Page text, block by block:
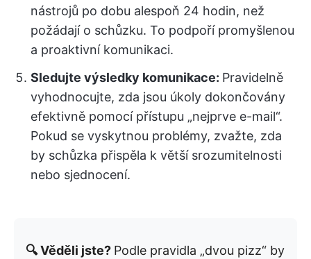
nástrojů po dobu alespoň 24 hodin, než
požádají o schůzku. To podpoří promyšlenou
a proaktivní komunikaci.
Sledujte výsledky komunikace: Pravidelně
vyhodnocujte, zda jsou úkoly dokončovány
efektivně pomocí přístupu „nejprve e-mail“.
Pokud se vyskytnou problémy, zvažte, zda
by schůzka přispěla k větší srozumitelnosti
nebo sjednocení.
🔍 Věděli jste? Podle pravidla „dvou pizz“ by